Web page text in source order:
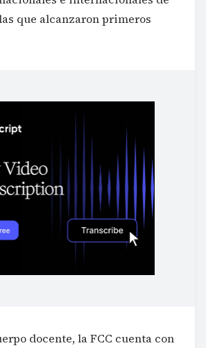
que alcanzaron primeros
docente, la FCC cuenta con